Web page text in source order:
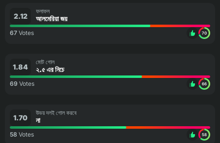
2.12
ফলাফল
আলমেরিয়া জয়
67 Votes 70
1.84
মোট গোল
২.৫ এর নিচে
69 Votes 66
1.70
উভয় দলই গোল করবে
না
58 Votes 58